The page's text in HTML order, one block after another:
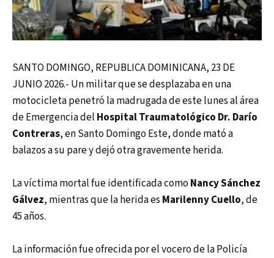
SANTO DOMINGO, REPUBLICA DOMINICANA, 23 DE
JUNIO 2026.- Un militar que se desplazaba en una
motocicleta penetró la madrugada de este lunes al área
de Emergencia del Hospital Traumatológico Dr. Darío
Contreras, en Santo Domingo Este, donde mató a
balazos a su pare y dejó otra gravemente herida.
La víctima mortal fue identificada comoNancy Sánchez
Gálvez, mientras que la herida es Marilenny Cuello, de
45 años.
La información fue ofrecida por el vocero de la Policía